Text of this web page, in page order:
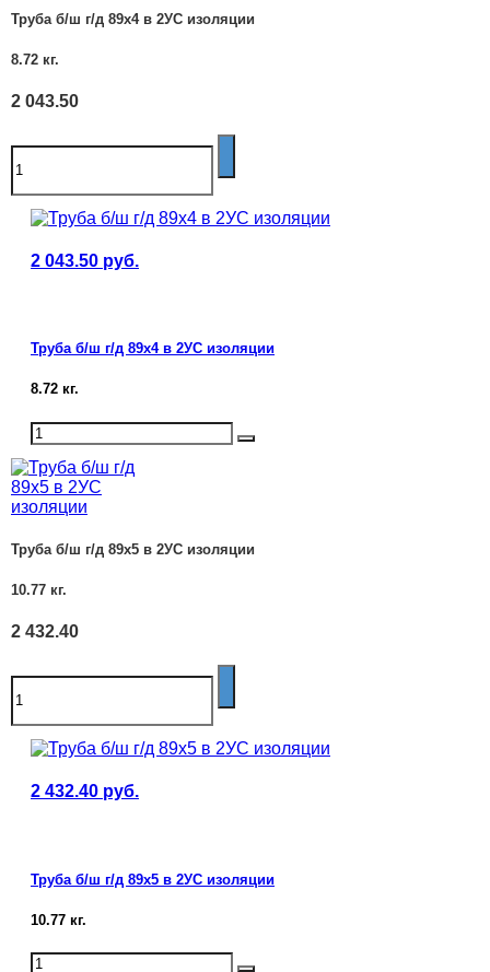
Труба б/ш г/д 89х4 в 2УС изоляции
8.72 кг.
2 043.50
2 043.50 руб.
Труба б/ш г/д 89х4 в 2УС изоляции
8.72 кг.
Труба б/ш г/д 89х5 в 2УС изоляции
10.77 кг.
2 432.40
2 432.40 руб.
Труба б/ш г/д 89х5 в 2УС изоляции
10.77 кг.